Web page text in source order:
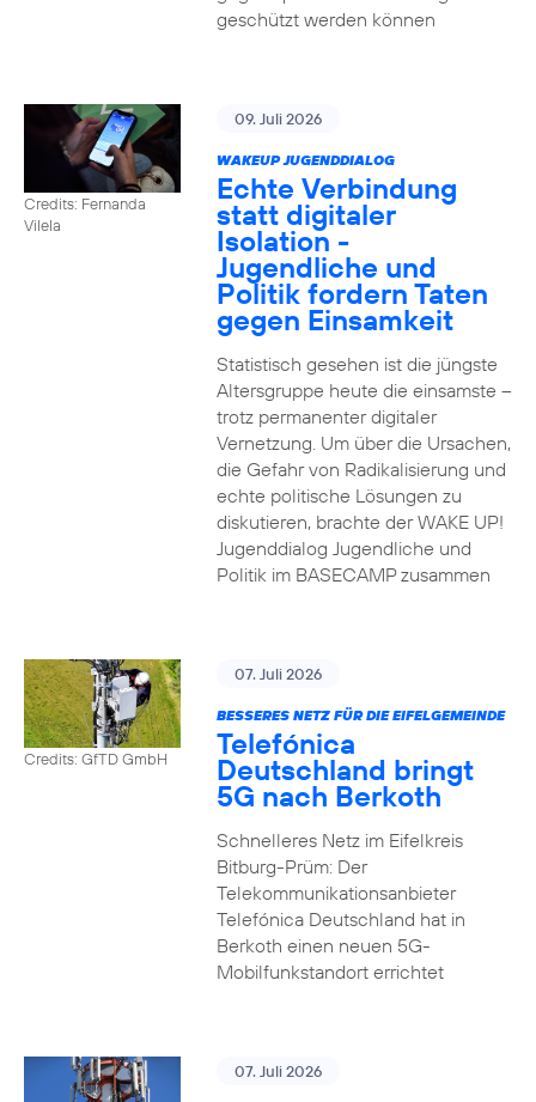
geschützt werden können
Credits: Fernanda
Vilela
09. Juli 2026
WAKEUP JUGENDDIALOG
Echte Verbindung
statt digitaler
Isolation -
Jugendliche und
Politik fordern Taten
gegen Einsamkeit
Statistisch gesehen ist die jüngste
Altersgruppe heute die einsamste –
trotz permanenter digitaler
Vernetzung. Um über die Ursachen,
die Gefahr von Radikalisierung und
echte politische Lösungen zu
diskutieren, brachte der WAKE UP!
Jugenddialog Jugendliche und
Politik im BASECAMP zusammen
Credits: GfTD GmbH
07. Juli 2026
BESSERES NETZ FÜR DIE EIFELGEMEINDE
Telefónica
Deutschland bringt
5G nach Berkoth
Schnelleres Netz im Eifelkreis
Bitburg-Prüm: Der
Telekommunikationsanbieter
Telefónica Deutschland hat in
Berkoth einen neuen 5G-
Mobilfunkstandort errichtet
07. Juli 2026